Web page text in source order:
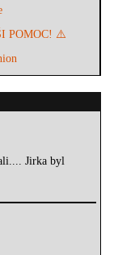
POMOC! ⚠️
Jirka byl